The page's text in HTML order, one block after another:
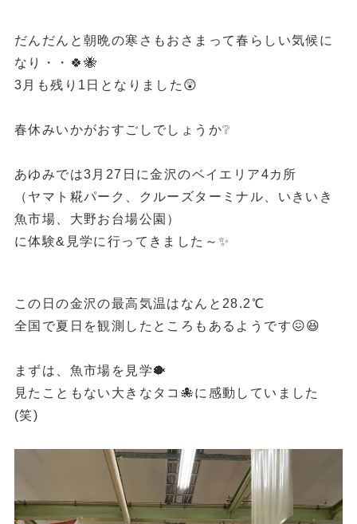
だんだんと朝晩の寒さもおさまって春らしい気候に
なり・・🍀🐝
3月も残り1日となりました😲
春休みいかがおすごしでしょうか❔
あゆみでは3月27日に金沢のベイエリア4カ所
（ヤマト糀パーク、クルーズターミナル、いきいき
魚市場、大野お台場公園）
に体験&見学に行ってきました～✨
この日の金沢の最高気温はなんと28.2℃
全国で夏日を観測したところもあるようです😖😆
まずは、魚市場を見学🐡
見たこともない大きなタコ🐙に感動していました
(笑)